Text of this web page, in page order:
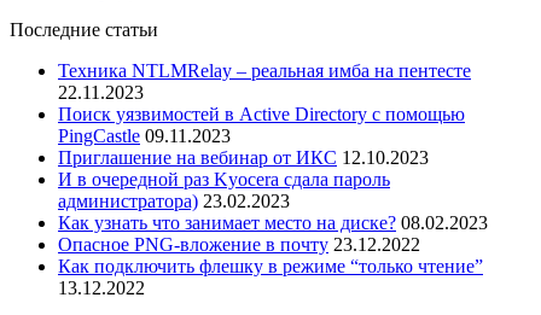
Последние статьи
Техника NTLMRelay – реальная имба на пентесте
22.11.2023
Поиск уязвимостей в Active Directory с помощью
PingCastle 09.11.2023
Приглашение на вебинар от ИКС 12.10.2023
И в очередной раз Kyocera сдала пароль
администратора) 23.02.2023
Как узнать что занимает место на диске? 08.02.2023
Опасное PNG-вложение в почту 23.12.2022
Как подключить флешку в режиме “только чтение”
13.12.2022